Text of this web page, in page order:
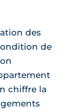
des
de
chiffre la